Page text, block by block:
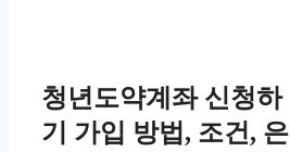
청년도약계좌 신청하
기 가입 방법, 조건, 은